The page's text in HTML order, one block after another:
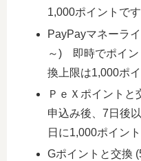
1,000ポイントです
PayPayマネーラ
～) 即時でポイン
換上限は1,000ポイ
ＰｅＸポイント
申込み後、7日後
日に1,000ポイン
Gポイントと交換